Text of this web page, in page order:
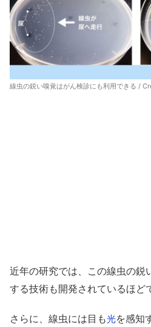
線虫の鋭い嗅覚はがん検診にも利用できる /
近年の研究では、この線虫の鋭
する技術も開発されているほど
さらに、線虫には目も光を感知